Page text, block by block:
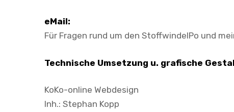
eMail:
Für Fragen rund um den StoffwindelPo und
Technische Umsetzung u. grafische
KoKo-online Webdesign
Inh.: Stephan Kopp